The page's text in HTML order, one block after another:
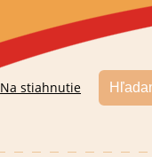
Na stiahnutie